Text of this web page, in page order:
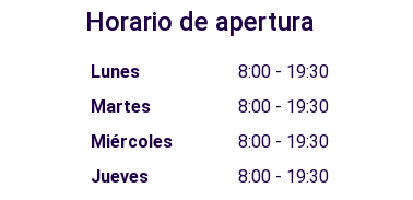
Horario de apertura
Lunes
8:00 - 19:30
Martes
8:00 - 19:30
Miércoles
8:00 - 19:30
Jueves
8:00 - 19:30